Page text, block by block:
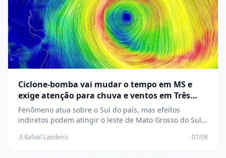
Ciclone-bomba vai mudar o tempo em MS e
exige atenção para chuva e ventos em Três
Lagoas
Fenômeno atua sobre o Sul do país, mas efeitos
indiretos podem atingir o leste de Mato Grosso do Sul,
alertas meteorológicos
Rafael Landeiro 07/08